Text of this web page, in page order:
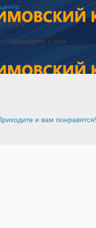
центр
Приходите и вам
и вам